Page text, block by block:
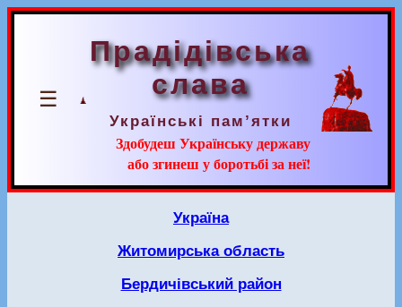
☰
Прадідівська
слава
Українські пам’ятки
Здобудеш Українську державу
або згинеш у боротьбі за неї!
Україна
Житомирська область
Бердичівський район